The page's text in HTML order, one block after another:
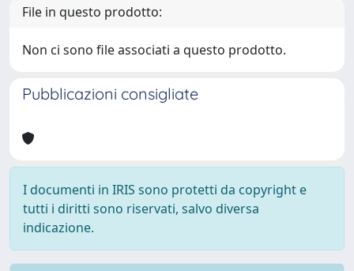
File in questo prodotto:
Non ci sono file associati a questo prodotto.
Pubblicazioni consigliate
I documenti in IRIS sono protetti da copyright e
tutti i diritti sono riservati, salvo diversa
indicazione.